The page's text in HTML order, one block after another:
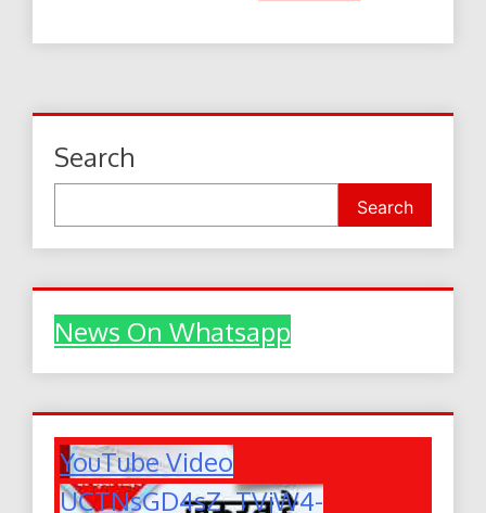
Search
Search
News On Whatsapp
YouTube Video
UCTNsGD4sZ_TVjW4-